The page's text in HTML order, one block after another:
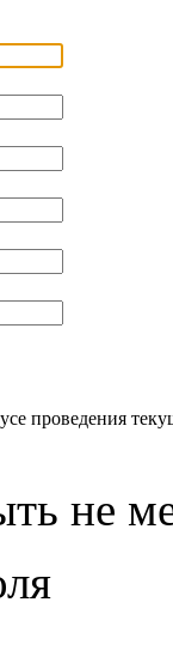
проведения
не